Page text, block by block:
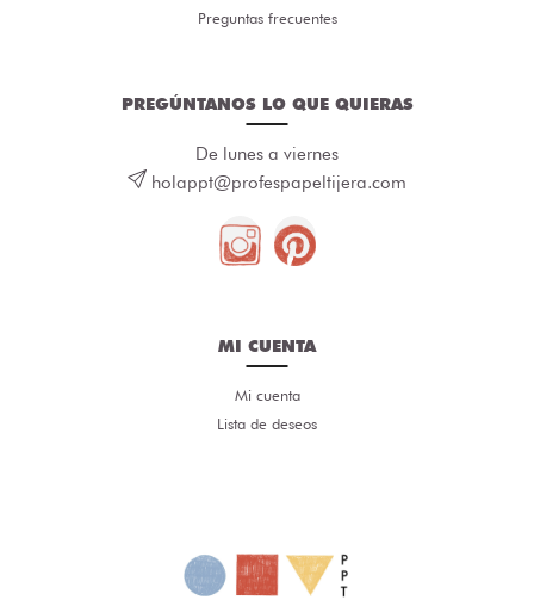
Preguntas frecuentes
PREGÚNTANOS LO QUE QUIERAS
De lunes a viernes
holappt@profespapeltijera.com
MI CUENTA
Mi cuenta
Lista de deseos